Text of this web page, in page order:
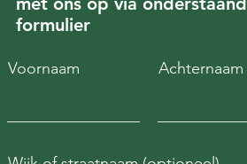
en Nieuwe
voor plaatsen
formulier
Voornaam Achternaam